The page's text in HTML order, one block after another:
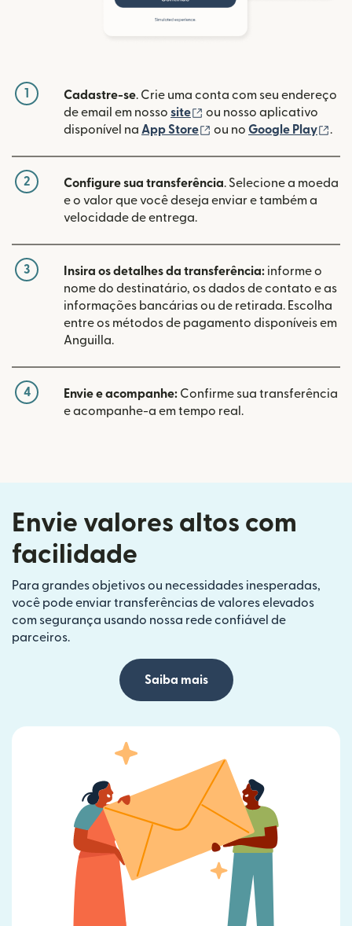
1 Cadastre-se. Crie uma conta com seu endereço
de email em nosso site (abre em uma nova
ou nosso aplicativo
disponível na App Store (abre em uma nova
ou no Google Play .
2 Configure sua transferência. Selecione a moeda
e o valor que você deseja enviar e também a
velocidade de entrega.
3 Insira os detalhes da transferência: informe o
nome do destinatário, os dados de contato e as
informações bancárias ou de retirada. Escolha
entre os métodos de pagamento disponíveis em
Anguilla.
4 Envie e acompanhe: Confirme sua transferência
e acompanhe-a em tempo real.
Envie valores altos com
facilidade
Para grandes objetivos ou necessidades inesperadas,
você pode enviar transferências de valores elevados
com segurança usando nossa rede confiável de
parceiros.
Saiba mais